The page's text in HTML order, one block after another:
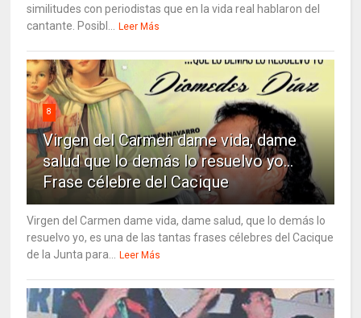
similitudes con periodistas que en la vida real hablaron del
cantante. Posibl...
Leer Más
8
Virgen del Carmen dame vida, dame
salud que lo demás lo resuelvo yo…
Frase célebre del Cacique
Virgen del Carmen dame vida, dame salud, que lo demás lo
resuelvo yo, es una de las tantas frases célebres del Cacique
de la Junta para...
Leer Más